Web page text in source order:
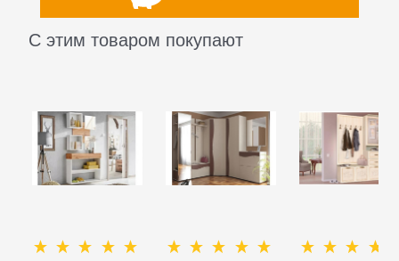
С этим товаром покупают